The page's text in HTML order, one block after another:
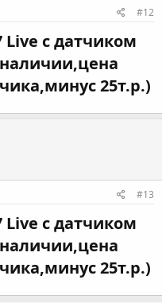
#12
Live с датчиком
25т.р.)​
#13
Live с датчиком
25т.р.)​